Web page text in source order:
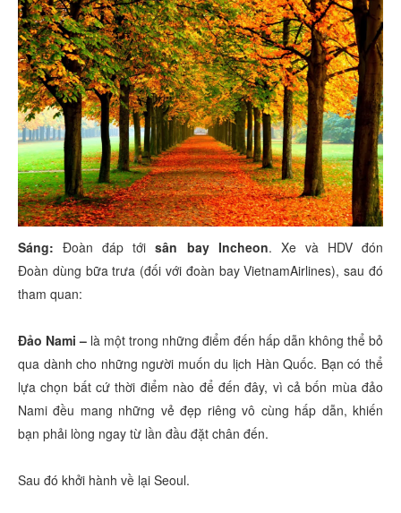
Sáng: Đoàn đáp tớisân bay Incheon. Xe và HDV đón
Đoàn dùng bữa trưa (đối với đoàn bay VietnamAirlines), sau đó
tham quan:
Đảo Nami– là một trong những điểm đến hấp dẫn không thể bỏ
qua dành cho những người muốn du lịch Hàn Quốc. Bạn có thể
lựa chọn bất cứ thời điểm nào để đến đây, vì cả bốn mùa đảo
Nami đều mang những vẻ đẹp riêng vô cùng hấp dẫn, khiến
bạn phải lòng ngay từ lần đầu đặt chân đến.
Sau đó khởi hành về lại Seoul.